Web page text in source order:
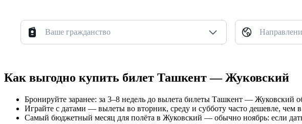
Ваше гражданство
Как выгодно купить билет Ташкент — Жуковский
Бронируйте заранее: за 3–8 недель до вылета билеты Ташкент — Жуковский
Играйте с датами — вылеты во вторник, среду и субботу часто дешевле, чем
Самый бюджетный месяц для полёта в Жуковский — обычно ноябрь: если